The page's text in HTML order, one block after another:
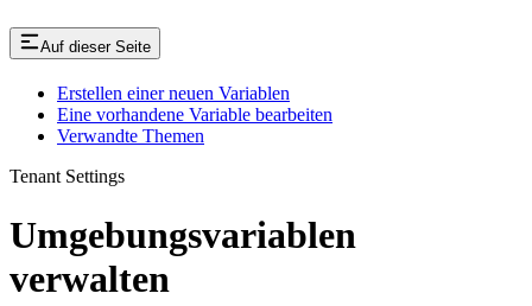
Auf dieser Seite
Erstellen einer neuen Variablen
Eine vorhandene Variable bearbeiten
Verwandte Themen
Tenant Settings
Umgebungsvariablen
verwalten